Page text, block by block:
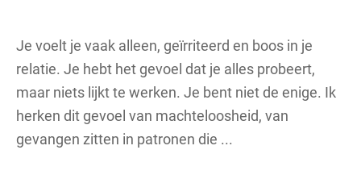
Je voelt je vaak alleen, geïrriteerd en boos in je
relatie. Je hebt het gevoel dat je alles probeert,
maar niets lijkt te werken. Je bent niet de enige. Ik
herken dit gevoel van machteloosheid, van
gevangen zitten in patronen die ...